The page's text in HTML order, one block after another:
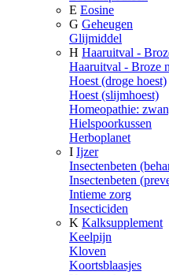
E Eosine
G Geheugen
Glijmiddel
H Haaruitval -
Haaruitval - Broze
Hoest (droge hoest)
Hoest (slijmhoest)
Homeopathie:
Hielspoorkussen
Herboplanet
I Ijzer
Insectenbeten
Insectenbeten
Intieme zorg
Insecticiden
K Kalksupplement
Keelpijn
Kloven
Koortsblaasjes